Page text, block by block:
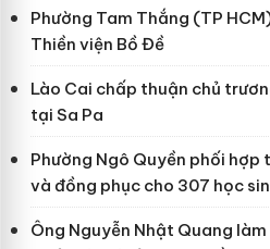
Phường Tam Thắng (TP
Thiền viện Bồ Đề
Lào Cai chấp thuận chủ
tại Sa Pa
Phường Ngô Quyền phối
và đồng phục cho 307 học
Ông Nguyễn Nhật Quang